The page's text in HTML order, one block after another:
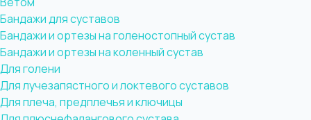
Бандажи для суставов
Бандажи и ортезы на голеностопный сустав
Бандажи и ортезы на коленный сустав
Для голени
Для лучезапястного и локтевого суставов
Для плеча, предплечья и ключицы